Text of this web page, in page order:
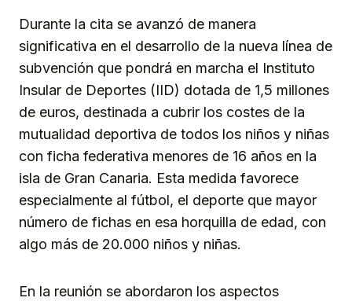
Durante la cita se avanzó de manera
significativa en el desarrollo de la nueva línea de
subvención que pondrá en marcha el Instituto
Insular de Deportes (IID) dotada de 1,5 millones
de euros, destinada a cubrir los costes de la
mutualidad deportiva de todos los niños y niñas
con ficha federativa menores de 16 años en la
isla de Gran Canaria. Esta medida favorece
especialmente al fútbol, el deporte que mayor
número de fichas en esa horquilla de edad, con
algo más de 20.000 niños y niñas.
En la reunión se abordaron los aspectos